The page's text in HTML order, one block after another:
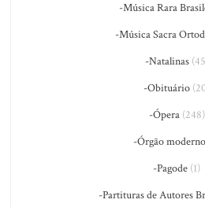
-Música Rara
-Música Sacra
-Natalinas
-Obituário
-Ópera(248)
-Órgão moderno
-Pagode (1)
-Partituras de Autores